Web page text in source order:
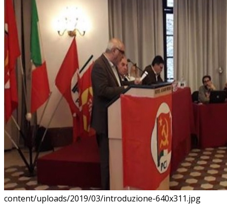
content/uploads/2019/03/introduzione-640x311.jpg